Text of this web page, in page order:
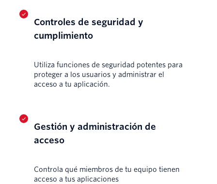
Controles de seguridad y
cumplimiento
Utiliza funciones de seguridad potentes para
proteger a los usuarios y administrar el
acceso a tu aplicación.
Gestión y administración de
acceso
Controla qué miembros de tu equipo tienen
acceso a tus aplicaciones